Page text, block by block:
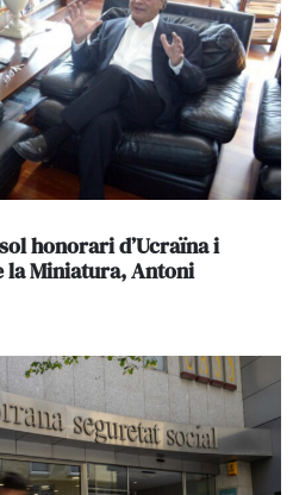
honorari d’Ucraïna i
la Miniatura, Antoni